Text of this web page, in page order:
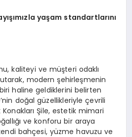
yaşam standartlarını
kaliteyi ve müşteri odaklı
modern şehirleşmenin
haline geldiklerini belirten
doğal güzellikleriyle çevrili
Şile, estetik mimari
ve konforu bir araya
bahçesi, yüzme havuzu ve